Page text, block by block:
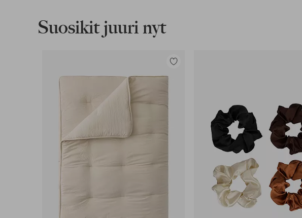
Suosikit juuri nyt
Lisää
suosikkeihin